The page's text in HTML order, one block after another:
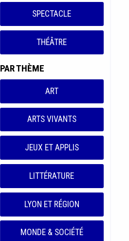
SPECTACLE
THÉÂTRE
PAR THÈME
ART
ARTS VIVANTS
JEUX ET APPLIS
LITTÉRATURE
LYON ET RÉGION
MONDE & SOCIÉTÉ